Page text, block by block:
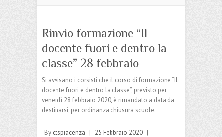
Rinvio formazione “Il
docente fuori e dentro la
classe” 28 febbraio
Si avvisano i corsisti che il corso di formazione “Il
docente fuori e dentro la classe”, previsto per
venerdì 28 febbraio 2020, è rimandato a data da
destinarsi, per ordinanza chiusura scuole.
By ctspiacenza | 25 Febbraio 2020 |